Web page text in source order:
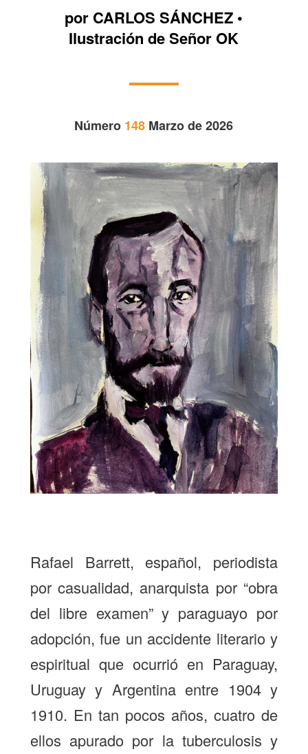
por CARLOS SÁNCHEZ •
Ilustración de Señor OK
Número 148 Marzo de 2026
Rafael Barrett, español, periodista
por casualidad, anarquista por “obra
del libre examen” y paraguayo por
adopción, fue un accidente literario y
espiritual que ocurrió en Paraguay,
Uruguay y Argentina entre 1904 y
1910. En tan pocos años, cuatro de
ellos apurado por la tuberculosis y